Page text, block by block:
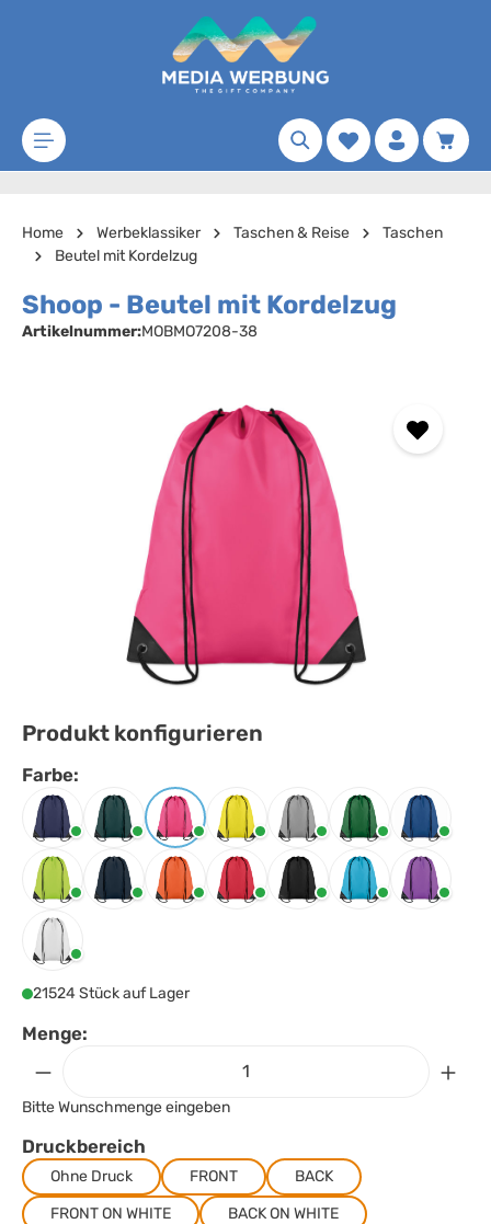
Zum Hauptinhalt springen
Merkzettel
Home Werbeklassiker Taschen & Reise
Taschen
Beutel mit Kordelzug
Shoop - Beutel mit Kordelzug
Artikelnummer:MOBMO7208-38
Produkt konfigurieren
Farbe:
Farbe auswählen
Blau DunkelgrünFuchsie Gelb Grau Grün
Limette MarineblauOrange Rot SchwarzTürkis Violett
Weiss
21524 Stück auf Lager
Menge:
Bitte Wunschmenge eingeben
Druckbereich
Ohne Druck FRONT
BACK
FRONT ON WHITE
BACK ON WHITE